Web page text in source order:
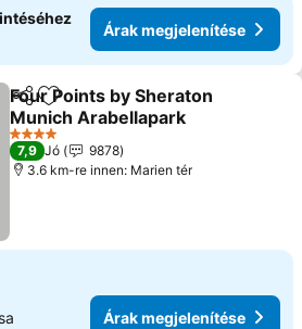
Árak megjelenítése
Megosztás
Hozzáadás a kedvencekhez
Four Points by Sheraton
Munich Arabellapark
Árak megjelenítése
4 Kategória
7,9 Jó
9878
3.6 km-re innen: Marien tér
Árak megjelenítése